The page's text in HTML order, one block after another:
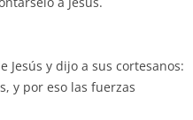
arriba/abajo
para
Jesús y dijo a sus cortesanos:
y por eso las fuerzas